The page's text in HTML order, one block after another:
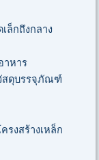
ล็กถึงกลาง
าหาร
สดุบรรจุภัณฑ์
รงสร้างเหล็ก